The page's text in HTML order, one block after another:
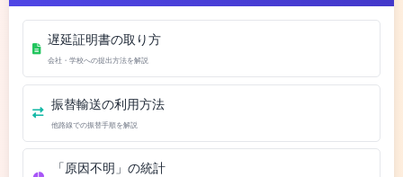
遅延証明書の取り方
会社・学校への提出方法を解説
振替輸送の利用方法
他路線での振替手順を解説
「原因不明」の統計